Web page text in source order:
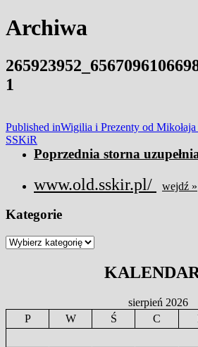
FACEBOOK
MENU
Archiwa
1
Nawigacja
wpisu
Published inWigilia i Prezenty od
SSKiR
Poprzednia storna
www.old.sskir.pl/ wejdź »
Kategorie
Kategorie
sierpień 2026
P
W Ś C